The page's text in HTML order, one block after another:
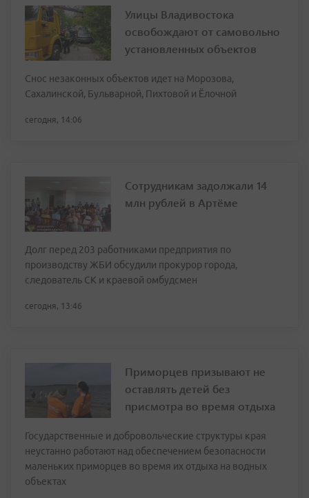
Улицы Владивостока
освобождают от самовольно
установленных объектов
Снос незаконных объектов идет на Морозова,
Сахалинской, Бульварной, Пихтовой и Ёлочной
сегодня, 14:06
Сотрудникам задолжали 14
млн рублей в Артёме
Долг перед 203 работниками предприятия по
производству ЖБИ обсудили прокурор города,
следователь СК и краевой омбудсмен
сегодня, 13:46
Приморцев призывают не
оставлять детей без
присмотра во время отдыха
Государственные и добровольческие структуры края
неустанно работают над обеспечением безопасности
маленьких приморцев во время их отдыха на водных
объектах